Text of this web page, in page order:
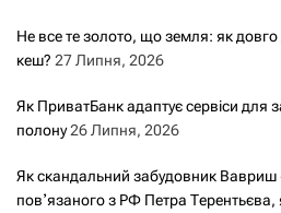
Не все те золото, що земля: як
кеш? 27 Липня, 2026
Як ПриватБанк адаптує сервіси для
полону26 Липня, 2026
Як скандальний забудовник
повʼязаного з РФ Петра